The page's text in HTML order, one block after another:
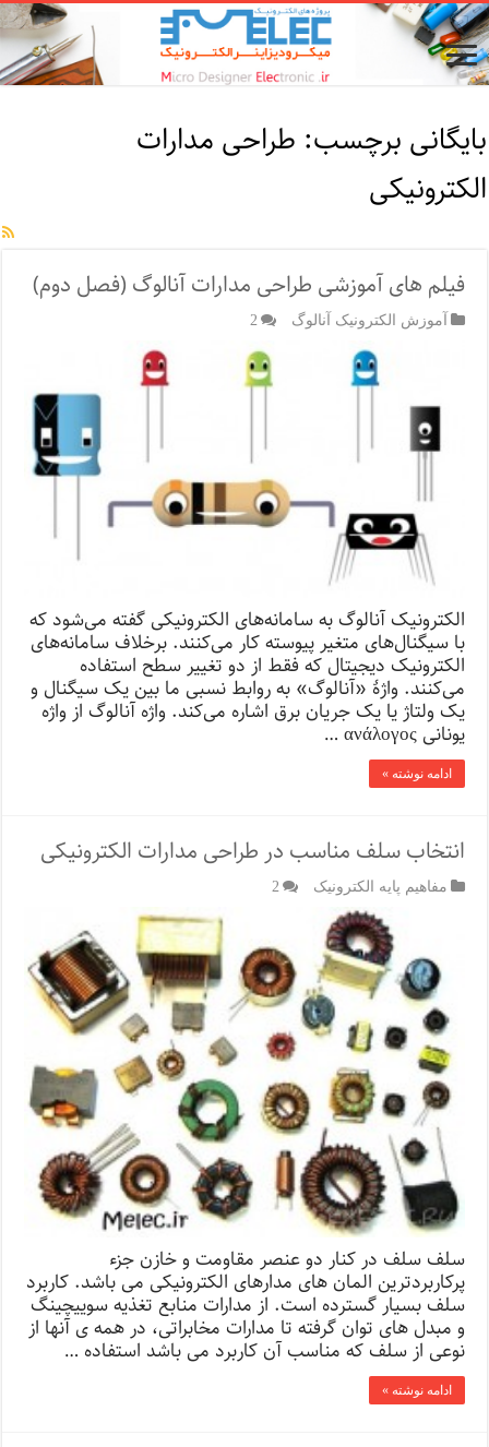
بایگانی برچسب: طراحی مدارات
الکترونیکی
فیلم های آموزشی طراحی مدارات آنالوگ (فصل دوم)
آموزش الکترونیک آنالوگ 2
الکترونیک آنالوگ به سامانه‌های الکترونیکی گفته می‌شود که
با سیگنال‌های متغیر پیوسته کار می‌کنند. برخلاف سامانه‌های
الکترونیک دیجیتال که فقط از دو تغییر سطح استفاده
می‌کنند. واژهٔ «آنالوگ» به روابط نسبی ما بین یک سیگنال و
یک ولتاژ یا یک جریان برق اشاره می‌کند. واژه آنالوگ از واژه
یونانی ανάλογος …
ادامه نوشته »
انتخاب سلف مناسب در طراحی مدارات الکترونیکی
مفاهیم پایه الکترونیک 2
سلف سلف در کنار دو عنصر مقاومت و خازن جزء
پرکاربردترین المان های مدارهای الکترونیکی می باشد. کاربرد
سلف بسیار گسترده است. از مدارات منابع تغذیه سوییچینگ
و مبدل های توان گرفته تا مدارات مخابراتی، در همه ی آنها از
نوعی از سلف که مناسب آن کاربرد می باشد استفاده …
ادامه نوشته »